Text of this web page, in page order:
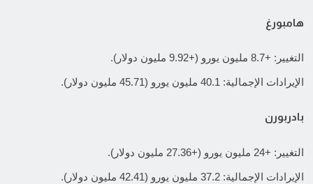
هامبورغ
التغيير: +8.7 مليون يورو (+9.92 مليون دولار).
الإيرادات الإجمالية: 40.1 مليون يورو (45.71 مليون دولار).
بادربورن
التغيير: +24 مليون يورو (+27.36 مليون دولار).
الإيرادات الإجمالية: 37.2 مليون يورو (42.41 مليون دولار).